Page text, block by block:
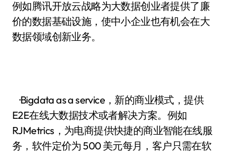
例如腾讯开放云战略为大数据创业者提供了廉
价的数据基础设施，使中小企业也有机会在大
数据领域创新业务。
·Bigdata as a service，新的商业模式，提供
E2E在线大数据技术或者解决方案。例如
RJMetrics，为电商提供快捷的商业智能在线服
务，软件定价为 500 美元每月，客户只需在软